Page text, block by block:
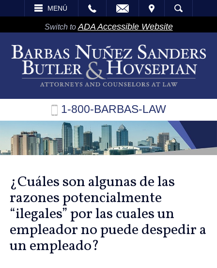
MENÚ
VISITA BÚSQUEDA
Switch to ADA Accessible Website
1-800-BARBAS-LAW
¿Cuáles son algunas de las
razones potencialmente
“ilegales” por las cuales un
empleador no puede despedir a
un empleado?